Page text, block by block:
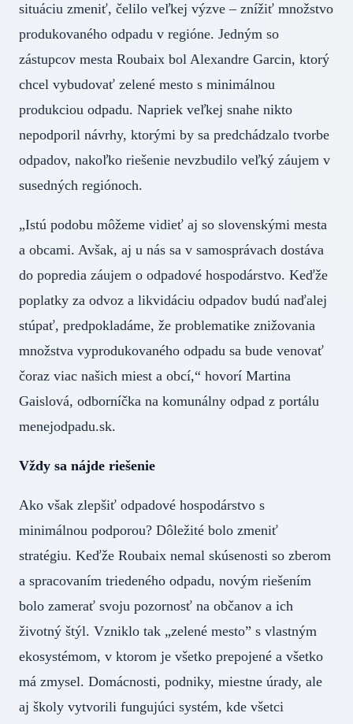
situáciu zmeniť, čelilo veľkej výzve – znížiť množstvo
produkovaného odpadu v regióne. Jedným so
zástupcov mesta Roubaix bol Alexandre Garcin, ktorý
chcel vybudovať zelené mesto s minimálnou
produkciou odpadu. Napriek veľkej snahe nikto
nepodporil návrhy, ktorými by sa predchádzalo tvorbe
odpadov, nakoľko riešenie nevzbudilo veľký záujem v
susedných regiónoch.
„Istú podobu môžeme vidieť aj so slovenskými mesta
a obcami. Avšak, aj u nás sa v samosprávach dostáva
do popredia záujem o odpadové hospodárstvo. Keďže
poplatky za odvoz a likvidáciu odpadov budú naďalej
stúpať, predpokladáme, že problematike znižovania
množstva vyprodukovaného odpadu sa bude venovať
čoraz viac našich miest a obcí,“ hovorí Martina
Gaislová, odborníčka na komunálny odpad z portálu
menejodpadu.sk.
Vždy sa nájde riešenie
Ako však zlepšiť odpadové hospodárstvo s
minimálnou podporou? Dôležité bolo zmeniť
stratégiu. Keďže Roubaix nemal skúsenosti so zberom
a spracovaním triedeného odpadu, novým riešením
bolo zamerať svoju pozornosť na občanov a ich
životný štýl. Vzniklo tak „zelené mesto” s vlastným
ekosystémom, v ktorom je všetko prepojené a všetko
má zmysel. Domácnosti, podniky, miestne úrady, ale
aj školy vytvorili fungujúci systém, kde všetci